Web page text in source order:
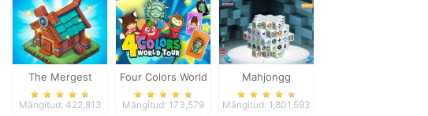
The Mergest
Kingdom
Mängitud: 422,813
Four Colors World
Tour
Mängitud: 173,579
Mahjongg
Dimensions
Mängitud: 1,801,593